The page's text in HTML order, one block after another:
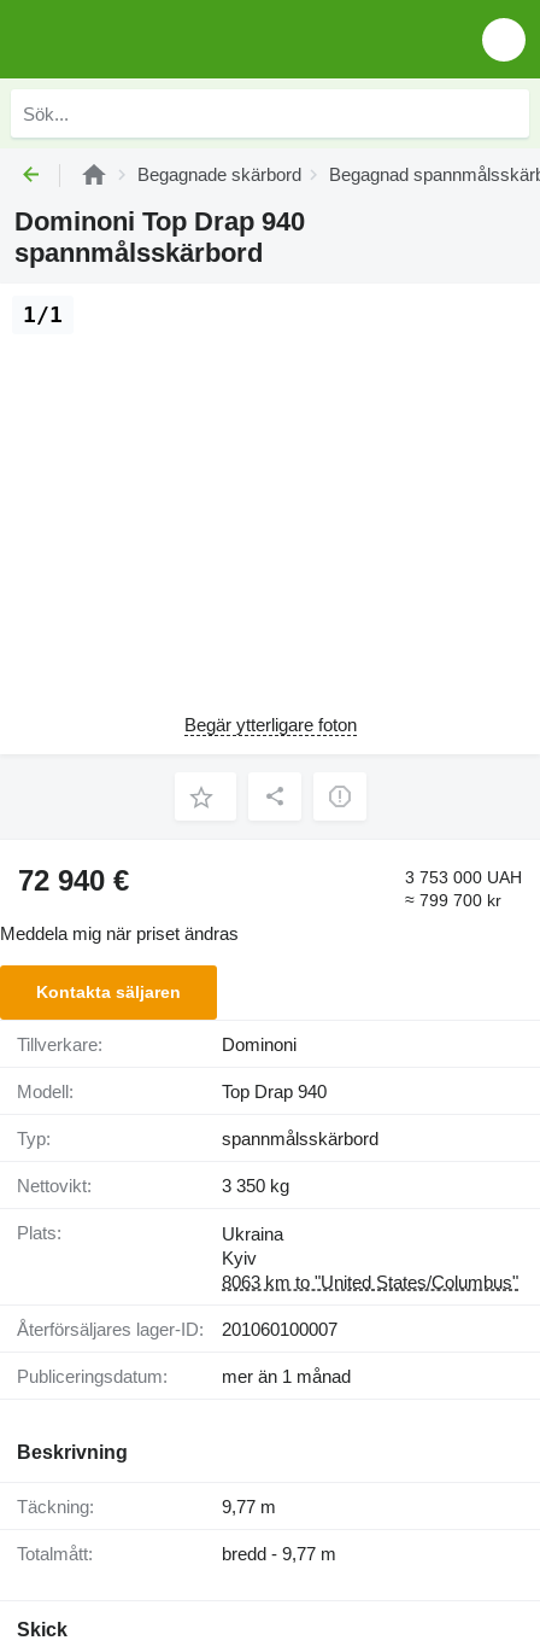
Begagnade skärbord Begagnad
Dominoni Top Drap 940
spannmålsskärbord
1/1
Begär ytterligare foton
72 940 €
3 753 000 UAH
≈ 799 700 kr
Meddela mig när priset ändras
Kontakta säljaren
Tillverkare: Dominoni
Modell: Top Drap 940
Typ: spannmålsskärbord
Nettovikt: 3 350 kg
Plats:
Ukraina
Kyiv
8063 km to "United States/Columbus"
Återförsäljares lager-ID: 201060100007
Publiceringsdatum: mer än 1 månad
Beskrivning
Täckning: 9,77 m
Totalmått: bredd - 9,77 m
Skick